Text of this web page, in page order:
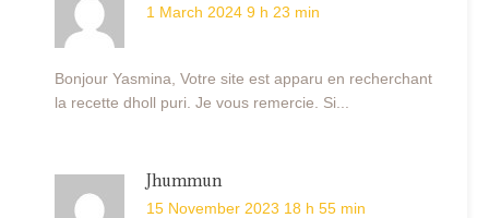
1 March 2024 9 h 23 min
Bonjour Yasmina, Votre site est apparu en recherchant
la recette dholl puri. Je vous remercie. Si...
Jhummun
15 November 2023 18 h 55 min